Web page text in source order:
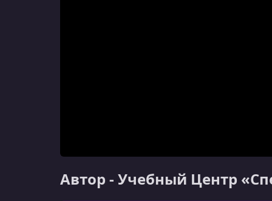
Автор - Учебный Центр